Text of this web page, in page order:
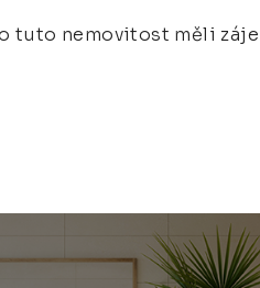
tuto nemovitost měli